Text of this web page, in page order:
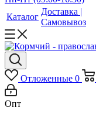
Каталог
Доставка |
Самовывоз
Отложенные 0
Опт